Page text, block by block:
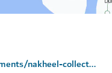
www.nakheel.com/en/developments/nakheel-collections/theworld